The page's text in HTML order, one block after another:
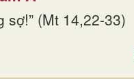
sợ!” (Mt 14,22-33)